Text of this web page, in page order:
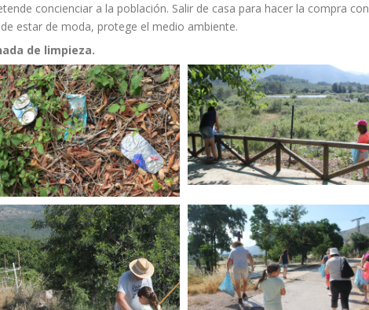
concienciar a la población. Salir de casa para hacer la compra con
estar de moda, protege el medio ambiente.
de limpieza.